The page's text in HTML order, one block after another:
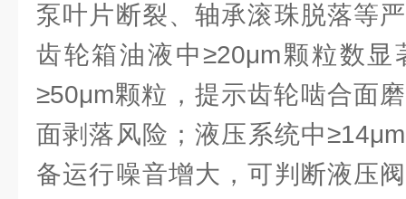
泵叶片断裂、轴承滚珠脱落等
齿轮箱油液中≥20μm颗粒数
≥50μm颗粒，提示齿轮啮合面
面剥落风险；液压系统中
备运行噪音增大，可判断液压